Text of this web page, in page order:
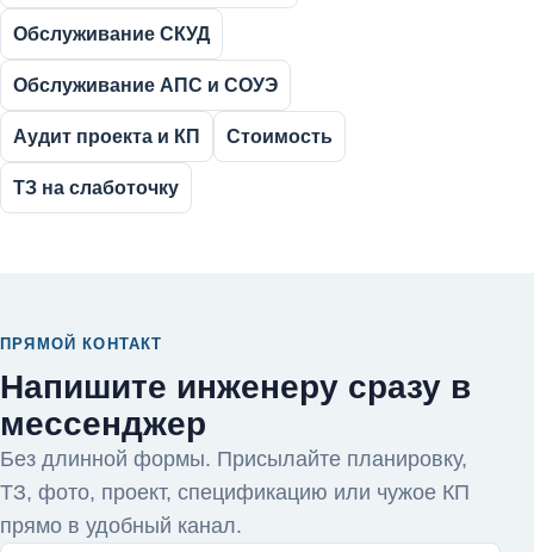
Обслуживание СКУД
Обслуживание АПС и СОУЭ
Аудит проекта и КП Стоимость
ТЗ на слаботочку
ПРЯМОЙ КОНТАКТ
Напишите инженеру сразу в
мессенджер
Без длинной формы. Присылайте планировку,
ТЗ, фото, проект, спецификацию или чужое КП
прямо в удобный канал.